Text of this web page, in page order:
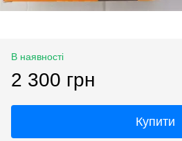
В наявності
2 300 грн
Купити